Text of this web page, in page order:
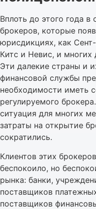
Вплоть до этого года
брокеров, которые
юрисдикциях, как
Китс и Невис, и многих
Эти далекие страны и
финансовой службы
необходимости иметь
регулируемого
ситуация для многих
затраты на открытие
сократились.
Клиентов этих
беспокоило, но
рынка: банки,
поставщиков
поставщиков